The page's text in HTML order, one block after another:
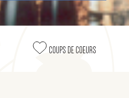
COUPS DE COEURS